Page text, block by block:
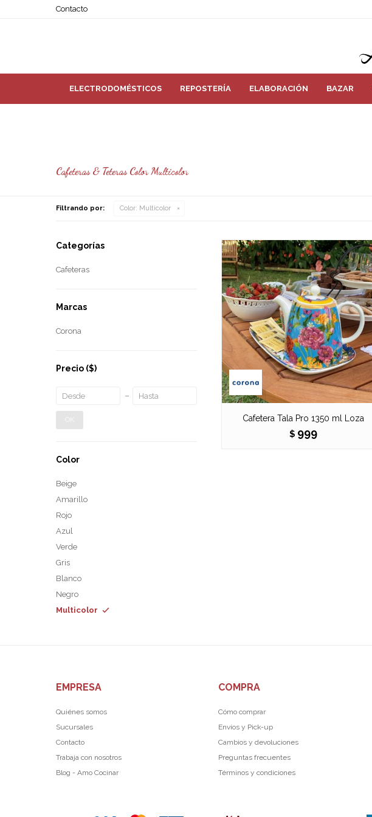
ELECTRODOMÉSTICOS REPOSTERÍA ELABORACIÓN BAZAR
Contacto
Cafeteras & Teteras Color Multicolor
Filtrando por: Color: Multicolor
Cafetera Tala Pro 1350 ml Loza
$ 999
Categorías
Cafeteras
Marcas
Corona
Precio ($)
Color
Beige
Amarillo
Rojo
Azul
Verde
Gris
Blanco
Negro
Multicolor
EMPRESA
Quiénes somos
Sucursales
Contacto
Trabaja con nosotros
Blog - Amo Cocinar
COMPRA
Cómo comprar
Envíos y Pick-up
Cambios y devoluciones
Preguntas frecuentes
Términos y condiciones